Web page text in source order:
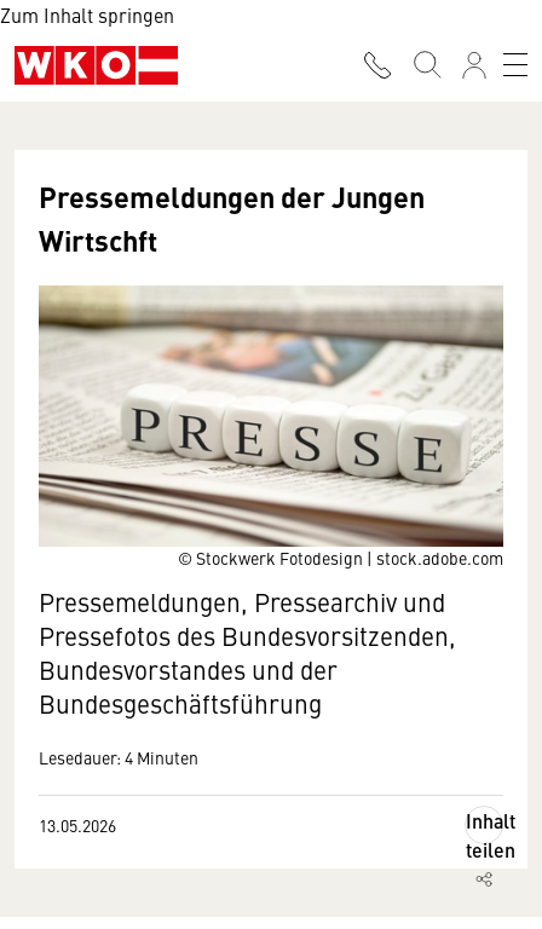
Zum Inhalt springen
© Stockwerk Fotodesign | stock.adobe.com
Pressemeldungen der Jungen
Wirtschft
Pressemeldungen, Pressearchiv und
Pressefotos des Bundesvorsitzenden,
Bundesvorstandes und der
Bundesgeschäftsführung
Lesedauer: 4 Minuten
13.05.2026
Inhalt
teilen